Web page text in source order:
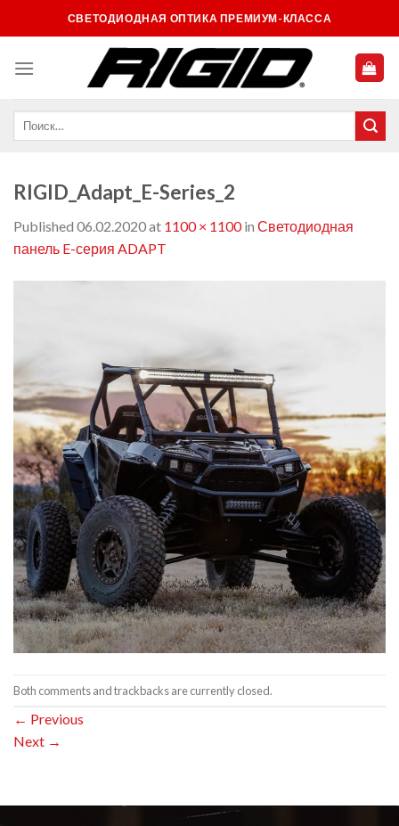
to
СВЕТОДИОДНАЯ ОПТИКА ПРЕМИУМ-КЛАССА
RIGID_Adapt_E-Series_2
Published 06.02.2020at 1100 × 1100in Светодиодная
панель E-серия ADAPT
Both comments and trackbacks are currently closed.
← Previous
Next →